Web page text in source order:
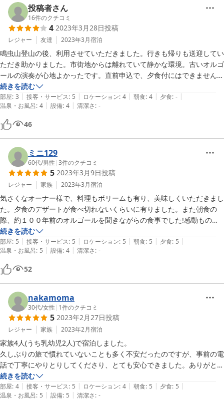
っとり。かなり優雅なひと時を過ごすことができました。
【風呂】
部屋のお風呂については、【部屋】で書いたので、ここでは貸切風呂に
ついて。
15:00チェックインして、すぐに貸切風呂に。早い時間帯だったから、
30分の時間制限をあまり気にせず、のんびり入れました。
湯船が深い！幅は150cmほどでしょうか。広くてノビノビできまし
た。
ただ、私は早い時間に待たずに入れたからよかったけど、今使えるかを
って思いました。
【サービス】
マンガがいっぱい！マンガ好きの私にはたまりません！！
あと、懐かしのビデオ！DVDではなく！巻き戻す感じが懐かしかっ
た！！
【設備・アメニティ】
必要最小限、といったところ。
ドライヤーは各部屋にはなくて玄関にあるものを持っていく、部屋にポ
ットがなくてお湯をもらいに行く、等、ちょいちょいめんどくさいなー
って思うことも。
部屋のカメムシとお風呂が残念だったけど、その他は大満足です。
ご飯はレビューの通り、もうもう大満足！！！！！
マンガやビデオがあるので、のんびりと時間が過ごせました。
また機会があれば利用させてもらいたいです。
投稿者さん
16件のクチコミ
4 2023年3月28日投稿
レジャー 友達 2023年3月宿泊
鳴虫山登山の後、利用させていただきました。行きも帰りも送迎してい
ただき助かりました。市街地からは離れていて静かな環境。古いオルゴ
ールの演奏が心地よかったです。直前申込で、夕食付にはできませんで
したが、朝食は美味しく、今度は夕食付きで泊まれればと思います。霧
降の滝に近そうでしたが、雨で行きませんでした。
続きを読む
部屋: 3 | 接客・サービス: 5 | ロケーション: 4 | 朝食: 4 | 夕食: - |
温泉・お風呂: 4 | 設備: 4 | 清潔さ: -
46
ミニ129
60代/男性 |3件のクチコミ
5 2023年3月9日投稿
レジャー 家族 2023年3月宿泊
気さくなオーナー様で、料理もボリームも有り、美味しくいただきまし
た。夕食のデザートが食べ切れないくらいに有りました。また朝食の
際、約１００年前のオルゴールを聞きながらの食事でした!感動もので
した。それとオーナー様の趣味のオーディオスピーカー!JBLの創世記物
は圧巻でした。良い音色でした!
もう一度伺いたく思いました。ありがとうございました。
続きを読む
部屋: 5 | 接客・サービス: 5 | ロケーション: 5 | 朝食: 5 | 夕食: 5 |
温泉・お風呂: 5 | 設備: 4 | 清潔さ: -
52
nakamoma
30代/女性 | 1件のクチコミ
5 2023年2月27日投稿
レジャー 家族 2023年2月宿泊
家族4人(うち乳幼児2人)で宿泊しました。
久しぶりの旅で慣れていないことも多く不安だったのですが、事前の電
話で丁寧にやりとりしてくださり、とても安心できました。ありがとう
ございます。
当日も送迎お風呂お部屋お食事と全て素晴らしかったです。特に食事は
丁寧に作られていて、久しぶりに温かい食事を温かいうちにいただくこ
続きを読む
部屋: 4 | 接客・サービス: 5 | ロケーション: 4 | 朝食: 5 | 夕食: 5 |
温泉・お風呂: 5 | 設備: 5 | 清潔さ: -